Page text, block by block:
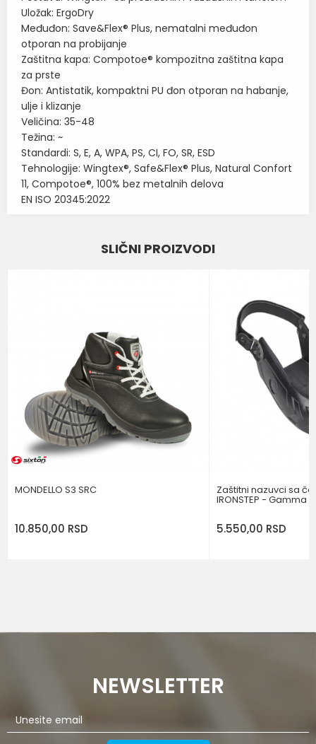
Uložak: ErgoDry
Međuđon: Save&Flex® Plus, nematalni međuđon
otporan na probijanje
Zaštitna kapa: Compotoe® kompozitna zaštitna kapa
za prste
Đon: Antistatik, kompaktni PU đon otporan na habanje,
ulje i klizanje
Veličina: 35-48
Težina: ~
Standardi: S, E, A, WPA, PS, CI, FO, SR, ESD
Tehnologije: Wingtex®, Safe&Flex® Plus, Natural Confort
11, Compotoe®, 100% bez metalnih delova
EN ISO 20345:2022
ZAŠTITNE CIPELE
POŠALJI
SLIČNI PROIZVODI
MONDELLO S3 SRC
10.850,00 RSD
Zaštitni nazuvci sa
IRONSTEP - Gamma
5.550,00 RSD
NEWSLETTER